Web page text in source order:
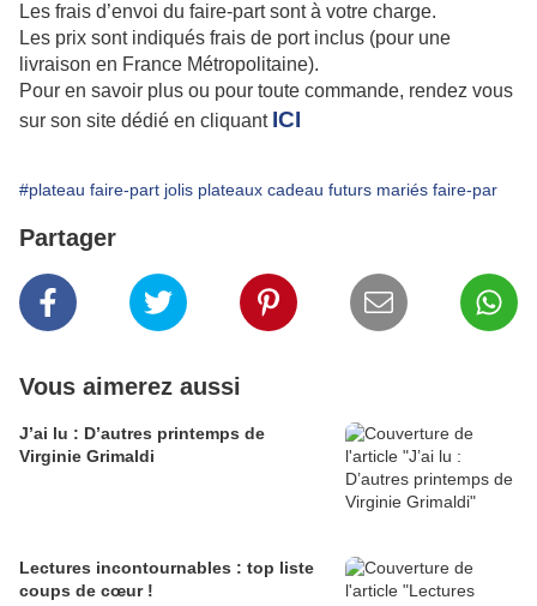
Les frais d’envoi du faire-part sont à votre charge.
Les prix sont indiqués frais de port inclus (pour une
livraison en France Métropolitaine).
Pour en savoir plus ou pour toute commande, rendez vous
sur son site dédié en cliquant ICI
#plateau faire-part jolis plateaux cadeau futurs mariés faire-par
Partager
Vous aimerez aussi
J’ai lu : D’autres printemps de
Virginie Grimaldi
Lectures incontournables : top liste
coups de cœur !